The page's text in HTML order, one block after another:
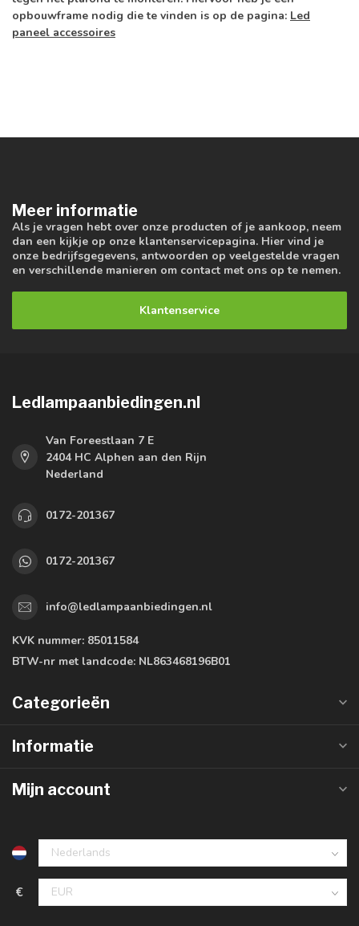
opbouwframe nodig die te vinden is op de pagina: Led
paneel accessoires
Meer informatie
Als je vragen hebt over onze producten of je aankoop, neem
dan een kijkje op onze klantenservicepagina. Hier vind je
onze bedrijfsgegevens, antwoorden op veelgestelde vragen
en verschillende manieren om contact met ons op te nemen.
Klantenservice
Ledlampaanbiedingen.nl
Van Foreestlaan 7 E
2404 HC Alphen aan den Rijn
Nederland
0172-201367
0172-201367
info@ledlampaanbiedingen.nl
KVK nummer: 85011584
BTW-nr met landcode: NL863468196B01
Categorieën
Informatie
Mijn account
€